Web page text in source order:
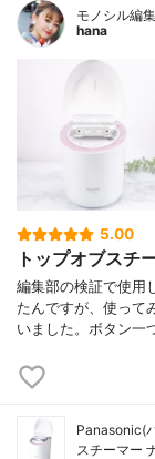
モノシル編
hana
5.00
トップオブスチ
編集部の検証で使用
たんですが、使って
いました。ボタン一
Panasonic(
スチーマー